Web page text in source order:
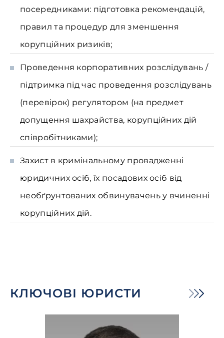
посередниками: підготовка рекомендацій,
правил та процедур для зменшення
корупційних ризиків;
Проведення корпоративних розслідувань /
підтримка під час проведення розслідувань
(перевірок) регулятором (на предмет
допущення шахрайства, корупційних дій
співробітниками);
Захист в кримінальному провадженні
юридичних осіб, їх посадових осіб від
необґрунтованих обвинувачень у вчиненні
корупційних дій.
КЛЮЧОВІ ЮРИСТИ